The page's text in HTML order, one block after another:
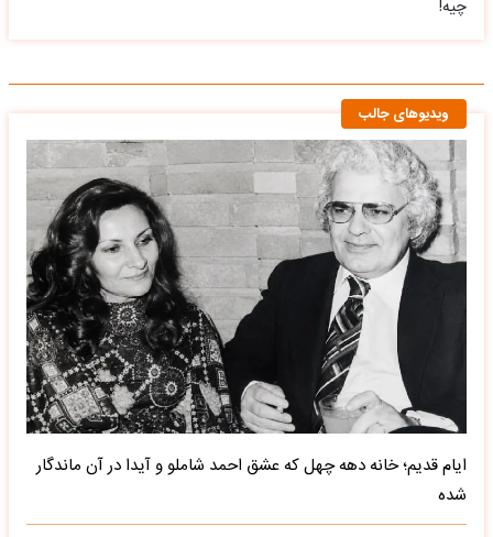
چیه!
ویدیوهای جالب
ایام قدیم؛ خانه دهه چهل که عشق احمد شاملو و آیدا در آن ماندگار
شده